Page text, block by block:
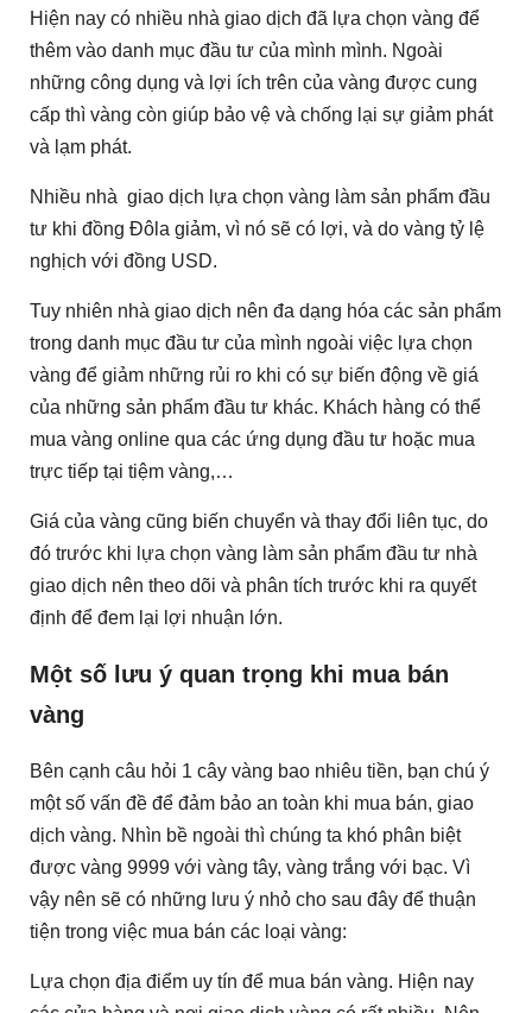
Hiện nay có nhiều nhà giao dịch đã lựa chọn vàng để
thêm vào danh mục đầu tư của mình mình. Ngoài
những công dụng và lợi ích trên của vàng được cung
cấp thì vàng còn giúp bảo vệ và chống lại sự giảm phát
và lạm phát.
Nhiều nhà giao dịch lựa chọn vàng làm sản phẩm đầu
tư khi đồng Đôla giảm, vì nó sẽ có lợi, và do vàng tỷ lệ
nghịch với đồng USD.
Tuy nhiên nhà giao dịch nên đa dạng hóa các sản phẩm
trong danh mục đầu tư của mình ngoài việc lựa chọn
vàng để giảm những rủi ro khi có sự biến động về giá
của những sản phẩm đầu tư khác. Khách hàng có thể
mua vàng online qua các ứng dụng đầu tư hoặc mua
trực tiếp tại tiệm vàng,…
Giá của vàng cũng biến chuyển và thay đổi liên tục, do
đó trước khi lựa chọn vàng làm sản phẩm đầu tư nhà
giao dịch nên theo dõi và phân tích trước khi ra quyết
định để đem lại lợi nhuận lớn.
Một số lưu ý quan trọng khi mua bán
vàng
Bên cạnh câu hỏi 1 cây vàng bao nhiêu tiền, bạn chú ý
một số vấn đề để đảm bảo an toàn khi mua bán, giao
dịch vàng. Nhìn bề ngoài thì chúng ta khó phân biệt
được vàng 9999 với vàng tây, vàng trắng với bạc. Vì
vậy nên sẽ có những lưu ý nhỏ cho sau đây để thuận
tiện trong việc mua bán các loại vàng:
Lựa chọn địa điểm uy tín để mua bán vàng. Hiện nay